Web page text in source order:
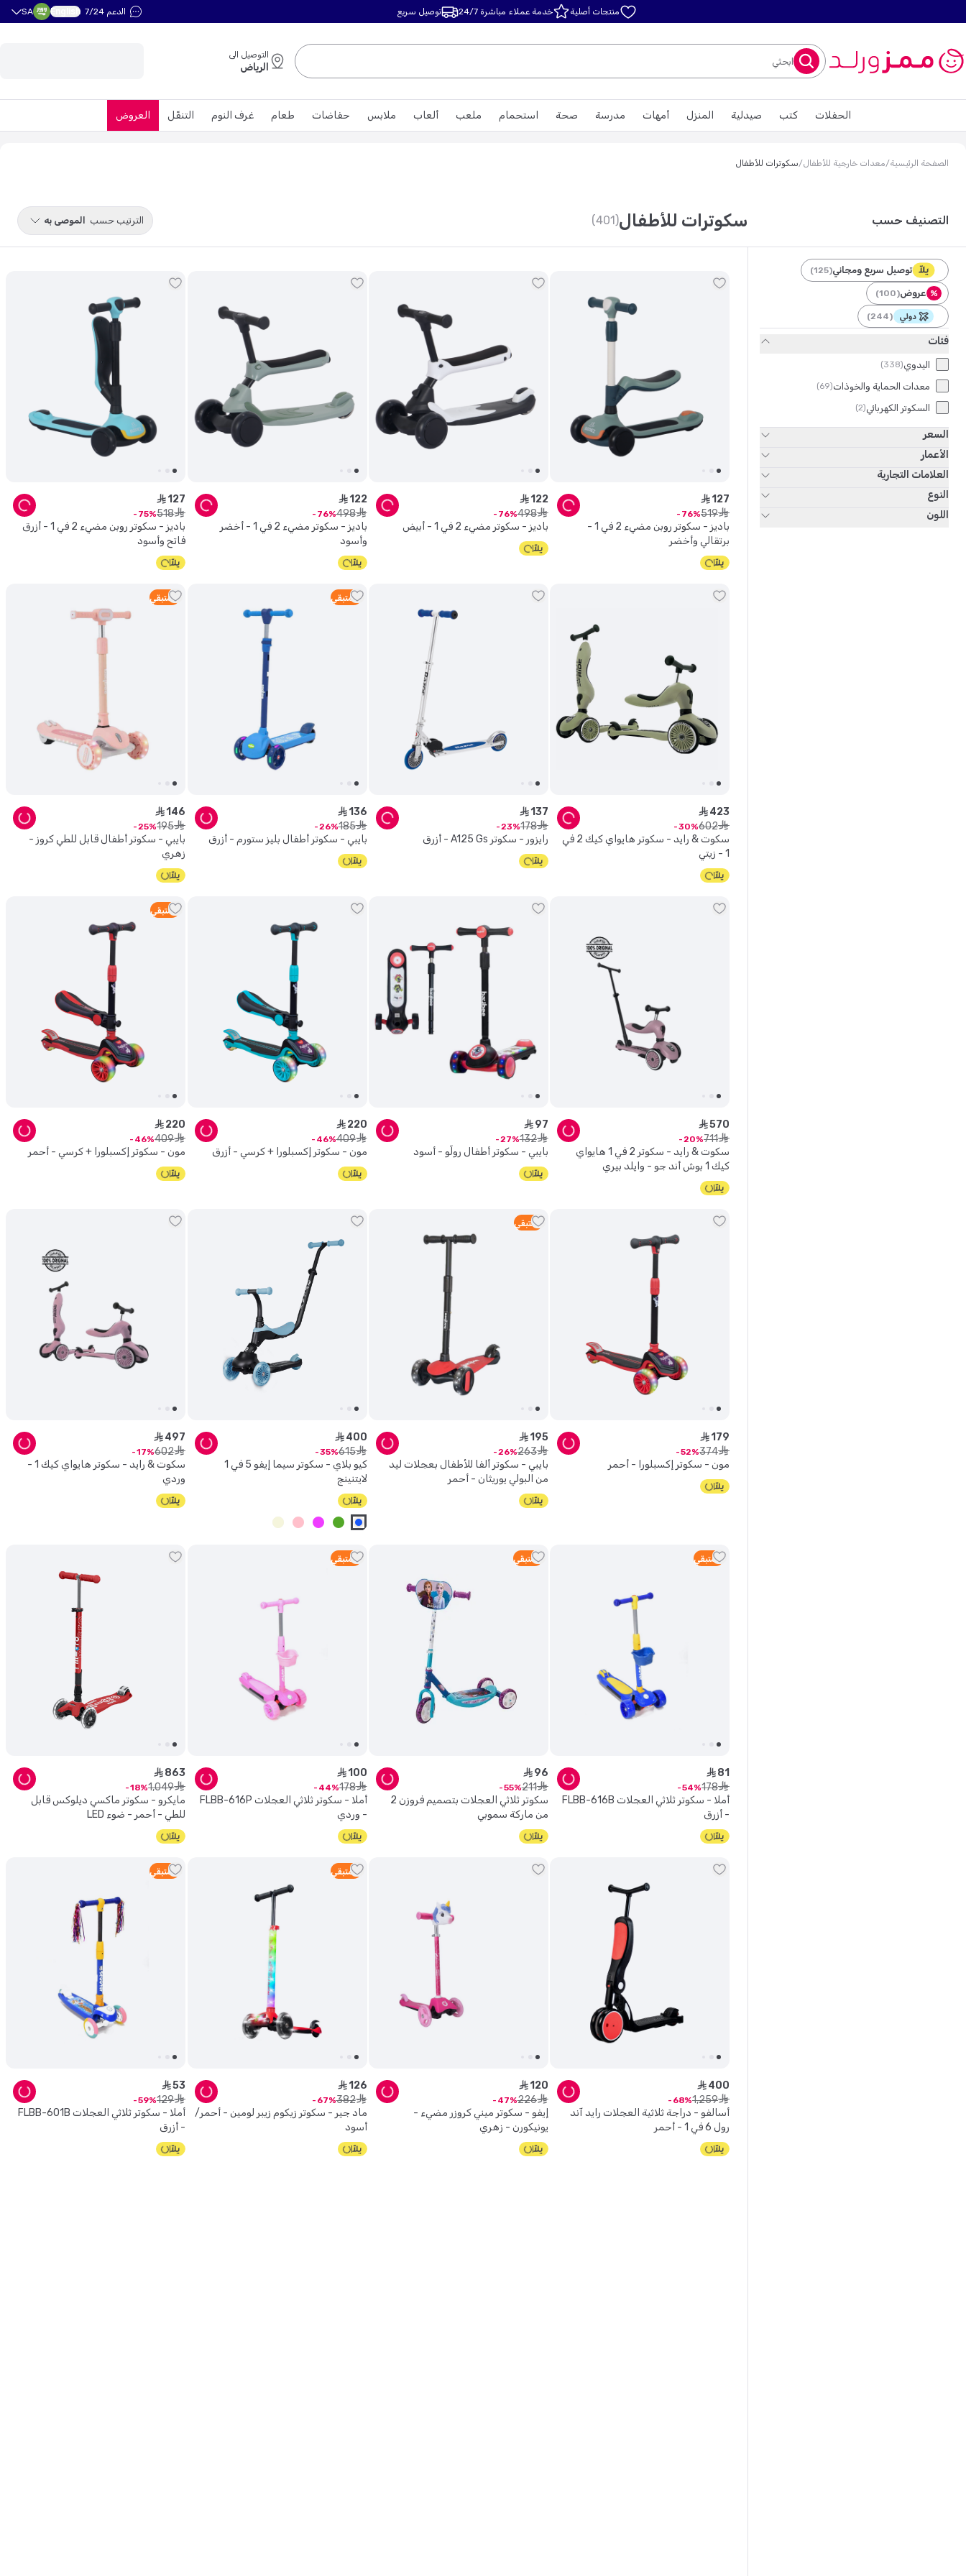
منتجات أصلية خدمة عملاء مباشرة 24/7 توصيل سريع الدعم 7/24 English
SA
ابحثي
التوصيل الى
الرياض
العروض التنقّل غرف النوم طعام حفاضات ملابس ألعاب ملعب استحمام صحة مدرسة أمهات المنزل صيدلية كتب الحفلات
الصفحة الرئيسية/معدات خارجية للأطفال/سكوترات للأطفال
التصنيف حسب سكوترات للأطفال(401) الترتيب حسب الموصى به
توصيل سريع ومجاني(
125
)
% عروض(
100
)
(
244
)
فئات
اليدوي(
338
)
معدات الحماية والخوذات(
69
)
السكوتر الكهربائي(
2
)
السعر
الأعمار
العلامات التجارية
النوع
اللون
باديز - سكوتر روبن مضيء 2 في 1 -
برتقالي وأخضر
ê 127
ê
519
76
باديز - سكوتر مضيء 2 في 1 - أبيض
ê 122
ê
498
76
باديز - سكوتر مضيء 2 في 1 - أخضر
وأسود
ê 122
ê
498
76
باديز - سكوتر روبن مضيء 2 في 1 - أزرق
فاتح وأسود
ê 127
ê
518
75
سكوت & رايد - سكوتر هايواي كيك 2 في
1 - زيتي
ê 423
ê
602
30
رايزور - سكوتر A125 Gs - أزرق
ê 137
ê
178
23
4 متبقي
بايبي - سكوتر أطفال بليز ستورم - أزرق
ê 136
ê
185
26
2 متبقي
بايبي - سكوتر أطفال قابل للطي كروز -
زهري
ê 146
ê
195
25
سكوت & رايد - سكوتر 2 في 1 هايواي
كيك 1 بوش أند جو - وايلد بيري
ê570
ê
711
20
بايبي - سكوتر أطفال رولّو - أسود
ê 97
ê
132
27
مون - سكوتر إكسبلورا + كرسي - أزرق
ê 220
ê
409
46
5 متبقي
مون - سكوتر إكسبلورا + كرسي - أحمر
ê 220
ê
409
46
مون - سكوتر إكسبلورا - أحمر
ê 179
ê
374
52
1 متبقي
بايبي - سكوتر ألفا للأطفال بعجلات ليد
من البولي يوريثان - أحمر
ê 195
ê
263
26
كيو بلاي - سكوتر سيما إيفو 5 في 1
لايتنينج
ê 400
ê
615
35
سكوت & رايد - سكوتر هايواي كيك 1 -
وردي
ê 497
ê
602
17
2 متبقي
أملا - سكوتر ثلاثي العجلات FLBB-616B
- أزرق
ê 81
ê
178
54
5 متبقي
سكوتر ثلاثي العجلات بتصميم فروزن 2
من ماركة سموبي
ê 96
ê
211
55
4 متبقي
أملا - سكوتر ثلاثي العجلات FLBB-616P
- وردي
ê 100
ê
178
44
مايكرو - سكوتر ماكسي ديلوكس قابل
للطي - أحمر - ضوء LED
ê 863
ê
1,049
18
أسالفو - دراجة ثلاثية العجلات رايد آند
رول 6 في 1 - أحمر
ê 400
ê
1,259
68
إيفو - سكوتر ميني كروزر مضيء -
يونيكورن - زهري
ê 120
ê
226
47
4 متبقي
ماد جير - سكوتر زيكوم زيبر لومين - أحمر/
أسود
ê 126
ê
382
67
2 متبقي
أملا - سكوتر ثلاثي العجلات FLBB-601B
- أزرق
ê53
ê
129
59